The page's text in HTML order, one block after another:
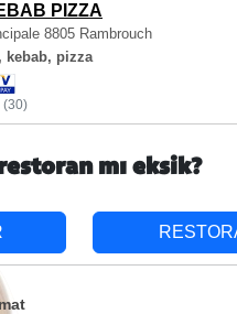
PIZZA
8805 Rambrouch
kebab, pizza
(30)
mı eksik?